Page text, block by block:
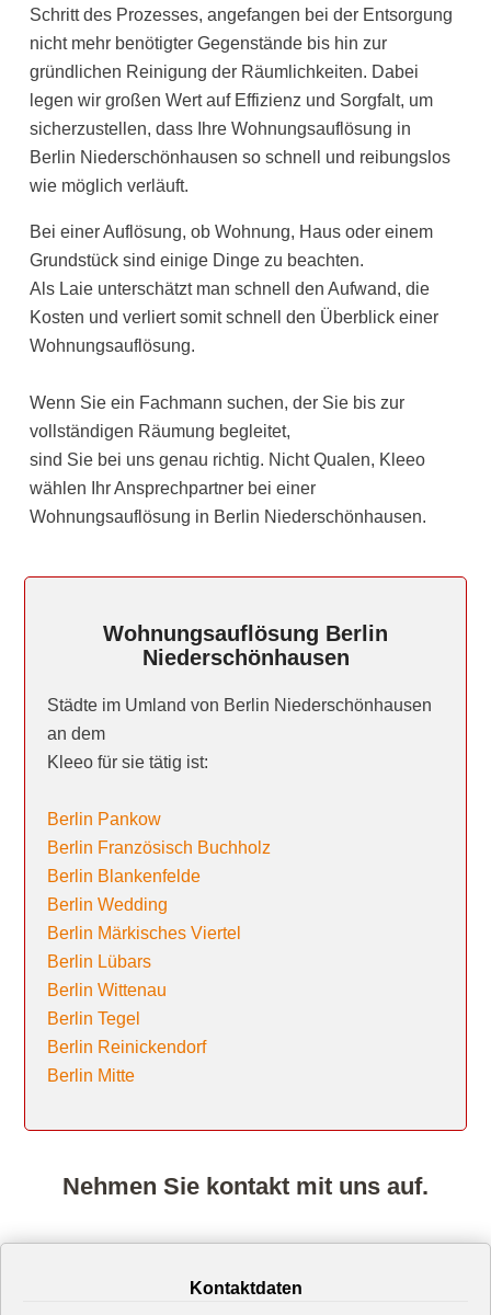
Schritt des Prozesses, angefangen bei der Entsorgung
nicht mehr benötigter Gegenstände bis hin zur
gründlichen Reinigung der Räumlichkeiten. Dabei
legen wir großen Wert auf Effizienz und Sorgfalt, um
sicherzustellen, dass Ihre Wohnungsauflösung in
Berlin Niederschönhausen so schnell und reibungslos
wie möglich verläuft.
Bei einer Auflösung, ob Wohnung, Haus oder einem
Grundstück sind einige Dinge zu beachten.
Als Laie unterschätzt man schnell den Aufwand, die
Kosten und verliert somit schnell den Überblick einer
Wohnungsauflösung.
Wenn Sie ein Fachmann suchen, der Sie bis zur
vollständigen Räumung begleitet,
sind Sie bei uns genau richtig. Nicht Qualen, Kleeo
wählen Ihr Ansprechpartner bei einer
Wohnungsauflösung in Berlin Niederschönhausen.
Wohnungsauflösung Berlin
Niederschönhausen
Städte im Umland von Berlin Niederschönhausen
an dem
Kleeo für sie tätig ist:
Berlin Pankow
Berlin Französisch Buchholz
Berlin Blankenfelde
Berlin Wedding
Berlin Märkisches Viertel
Berlin Lübars
Berlin Wittenau
Berlin Tegel
Berlin Reinickendorf
Berlin Mitte
Nehmen Sie kontakt mit uns auf.
Kontaktdaten